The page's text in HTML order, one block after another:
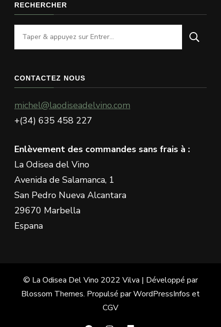
RECHERCHER
Vous
recherchiez
chose
CONTACTEZ NOUS
michel@laodiseadelvino.com
+(34) 635 458 227
Enlèvement des commandes sans frais à :
La Odisea del Vino
Avenida de Salamanca, 1
San Pedro Nueva Alcantara
29670 Marbella
Espana
© La Odisea Del Vino 2022 Vilva | Développé par
Blossom Themes. Propulsé parWordPressInfos et
CGV